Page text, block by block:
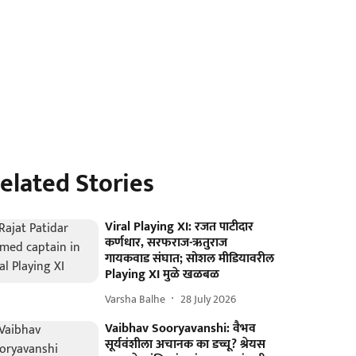
Stories
Viral Playing XI: रजत पाटीदार
कर्णधार, सरफराज-ऋतुराज
गायकवाड संघात; सोशल मीडियावरील
Playing XI मुळे खळबळ
Varsha Balhe 28 July 2026
Vaibhav Sooryavanshi: वैभव
सूर्यवंशीला अचानक का डच्चू? श्रेयस